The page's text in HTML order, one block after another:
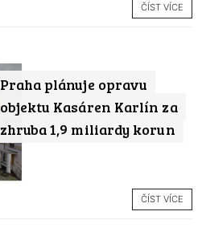
ČÍST VÍCE
Praha plánuje opravu
objektu Kasáren Karlín za
zhruba 1,9 miliardy korun
ČÍST VÍCE